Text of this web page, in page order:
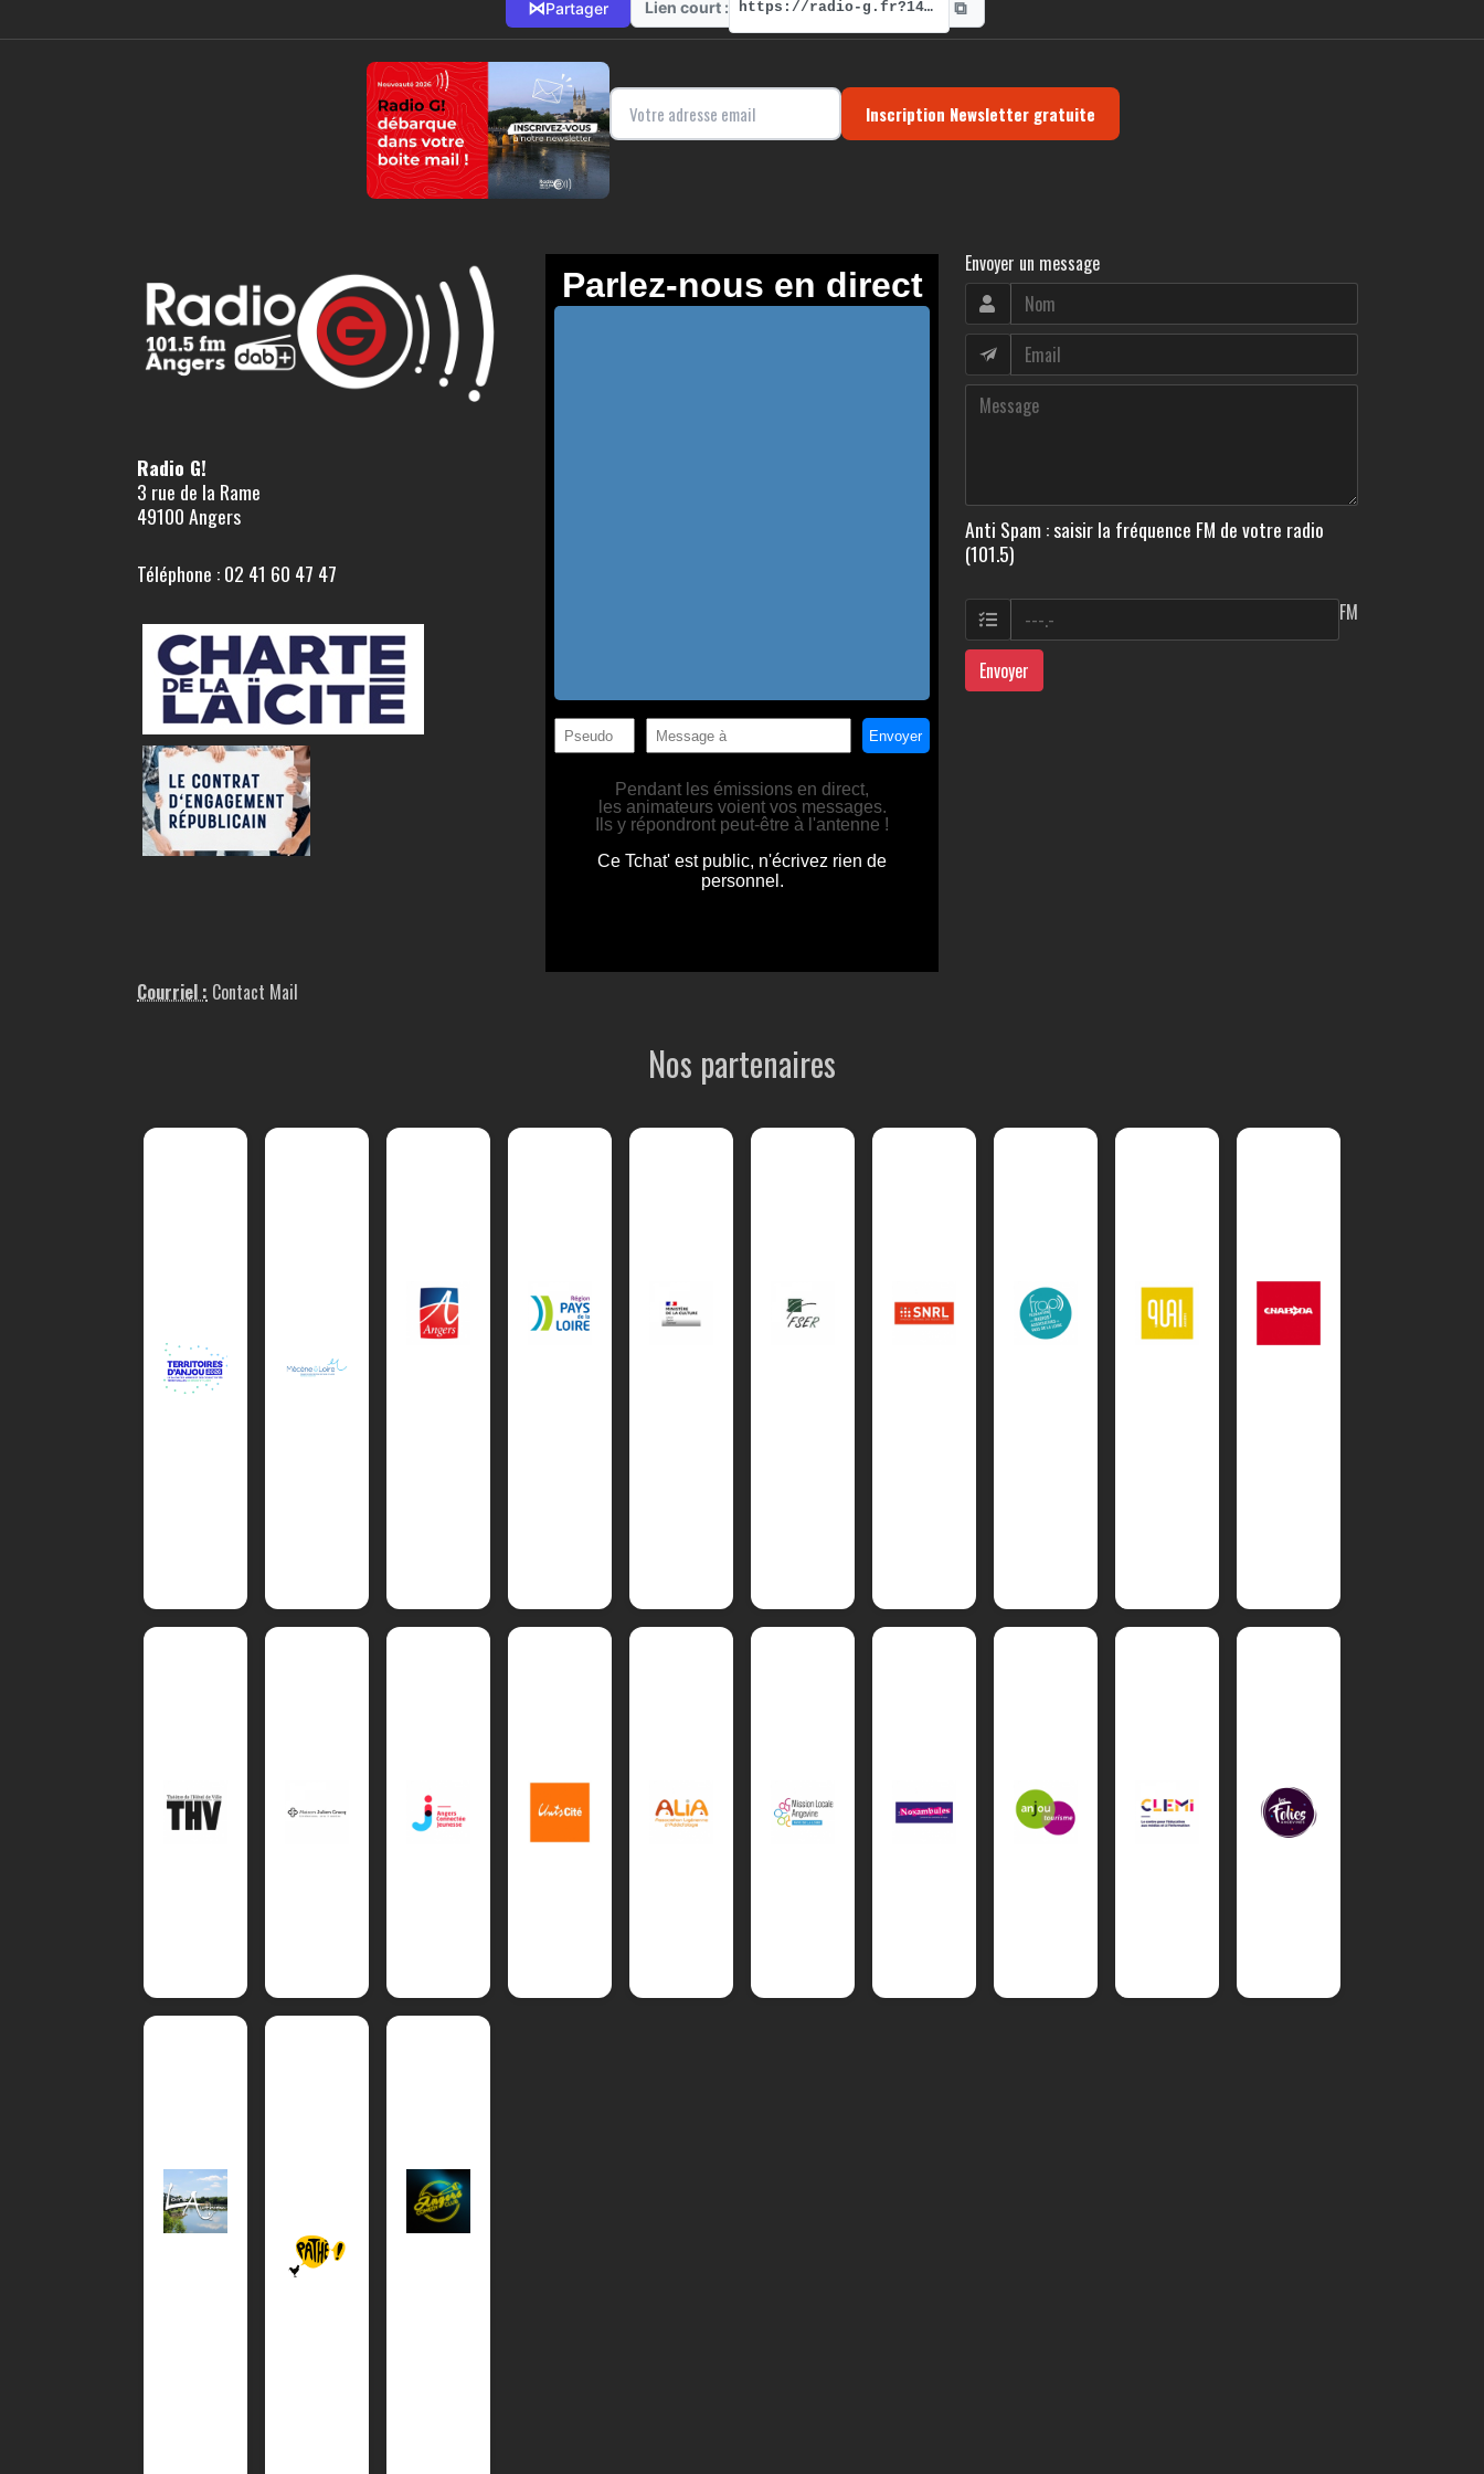
⋈Partager Lien court : https://radio-g.fr?14181 ⧉
Inscription Newsletter gratuite
Radio G!
3 rue de la Rame
49100 Angers
Téléphone : 02 41 60 47 47
Courriel : Contact Mail
Envoyer un message
Anti Spam : saisir la fréquence FM de votre radio
(101.5)
FM
Envoyer
Nos partenaires